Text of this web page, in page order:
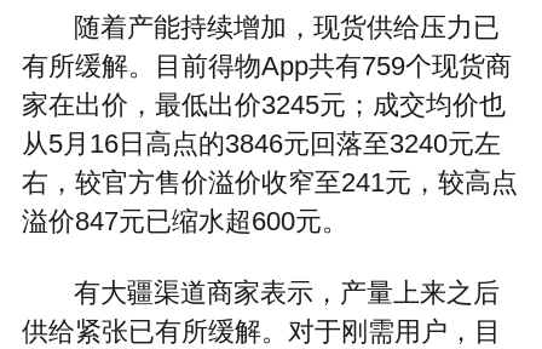
随着产能持续增加，现货供给压力已
有所缓解。目前得物App共有759个现货商
家在出价，最低出价3245元；成交均价也
从5月16日高点的3846元回落至3240元左
右，较官方售价溢价收窄至241元，较高点
溢价847元已缩水超600元。
有大疆渠道商家表示，产量上来之后
供给紧张已有所缓解。对于刚需用户，目